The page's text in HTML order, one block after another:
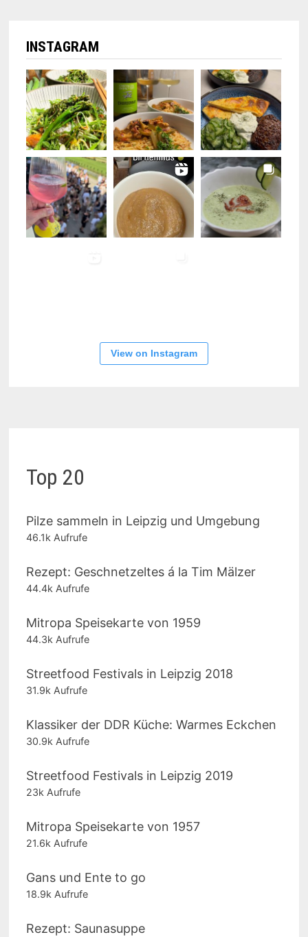
INSTAGRAM
View on Instagram
Top 20
Pilze sammeln in Leipzig und Umgebung
46.1k Aufrufe
Rezept: Geschnetzeltes á la Tim Mälzer
44.4k Aufrufe
Mitropa Speisekarte von 1959
44.3k Aufrufe
Streetfood Festivals in Leipzig 2018
31.9k Aufrufe
Klassiker der DDR Küche: Warmes Eckchen
30.9k Aufrufe
Streetfood Festivals in Leipzig 2019
23k Aufrufe
Mitropa Speisekarte von 1957
21.6k Aufrufe
Gans und Ente to go
18.9k Aufrufe
Rezept: Saunasuppe